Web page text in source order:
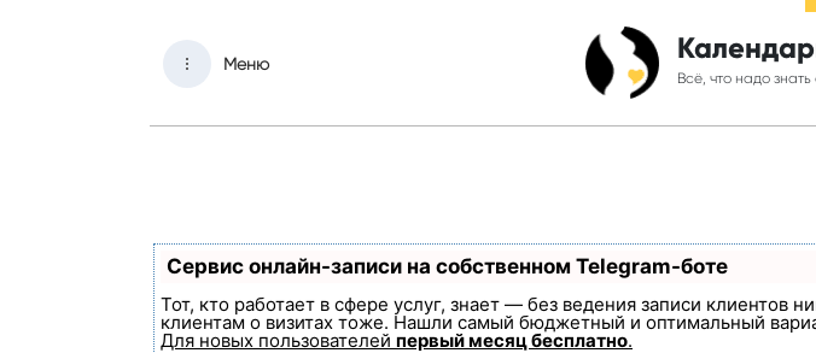
Меню
Всё, что надо
Сервис онлайн-записи на собственном Telegram-боте
Тот, кто работает в сфере услуг, знает — без ведения записи клиентов
клиентам о визитах тоже. Нашли самый бюджетный и оптимальный
Для новых пользователей первый месяц бесплатно.